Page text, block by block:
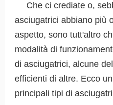
Che ci crediate o,
asciugatrici abbiano più
aspetto, sono tutt'altro
modalità di
di asciugatrici, alcune
efficienti di altre. Ecco
principali tipi di